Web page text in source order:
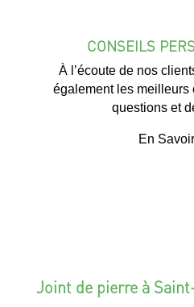
CONSEILS
À l’écoute de nos
également les meilleurs
questions et
En
Joint de pierre à